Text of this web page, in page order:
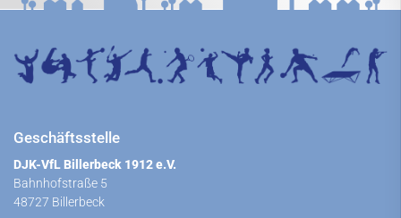
Geschäftsstelle
DJK-VfL Billerbeck 1912 e.V.
Bahnhofstraße 5
48727 Billerbeck